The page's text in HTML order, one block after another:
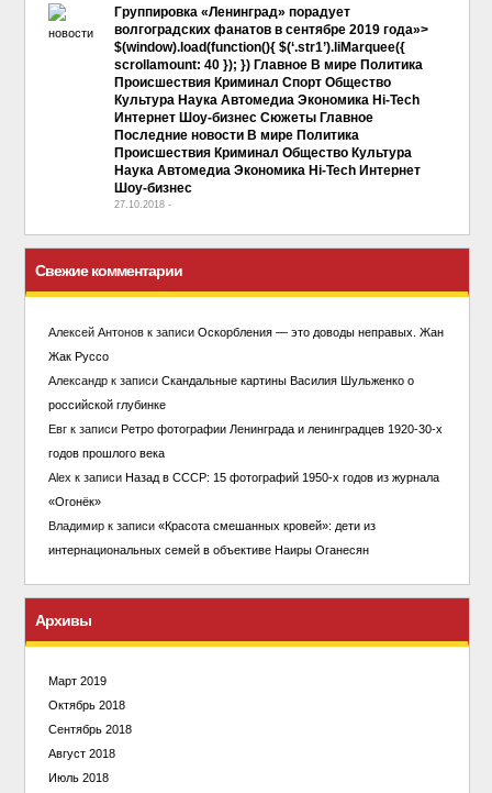
Группировка «Ленинград» порадует
волгоградских фанатов в сентябре 2019 года»>
$(window).load(function(){ $(‘.str1’).liMarquee({
scrollamount: 40 }); }) Главное В мире Политика
Происшествия Криминал Спорт Общество
Культура Наука Автомедиа Экономика Hi-Tech
Интернет Шоу-бизнес Сюжеты Главное
Последние новости В мире Политика
Происшествия Криминал Общество Культура
Наука Автомедиа Экономика Hi-Tech Интернет
Шоу-бизнес
27.10.2018 -
Свежие комментарии
Алексей Антоновк записи Оскорбления — это доводы неправых. Жан
Жак Руссо
Александрк записи Скандальные картины Василия Шульженко о
российской глубинке
Евгк записи Ретро фотографии Ленинграда и ленинградцев 1920-30-х
годов прошлого века
Alex к записи Назад в СССР: 15 фотографий 1950-х годов из журнала
«Огонёк»
Владимирк записи «Красота смешанных кровей»: дети из
интернациональных семей в объективе Наиры Оганесян
Архивы
Март 2019
Октябрь 2018
Сентябрь 2018
Август 2018
Июль 2018